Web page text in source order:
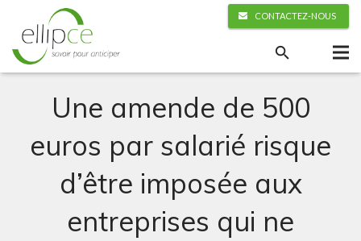
CONTACTEZ-NOUS
Une amende de 500
euros par salarié risque
d’être imposée aux
entreprises qui ne